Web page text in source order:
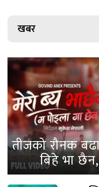
खबर
तीजको रौनक
बिहे भा